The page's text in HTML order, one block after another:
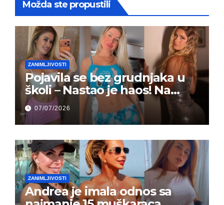
Možda ste propustili
ZANIMLJIVOSTI
Pojavila se bez grudnjaka u
školi – Nastao je haos! Na
grupi je majke napale (FOTO)
07/07/2026
ZANIMLJIVOSTI
Andrea je imala odnos sa